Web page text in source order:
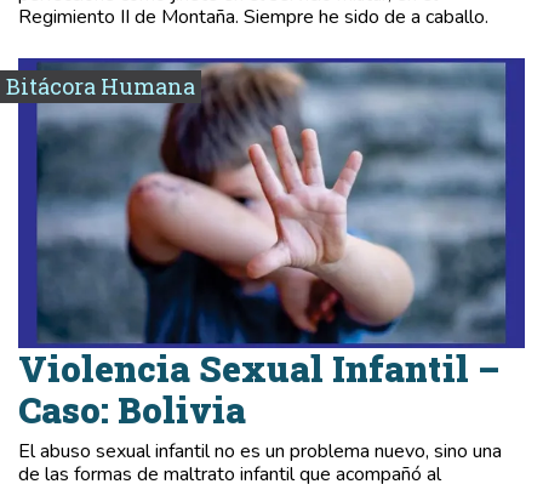
Regimiento II de Montaña. Siempre he sido de a caballo.
Bitácora Humana
Violencia Sexual Infantil –
Caso: Bolivia
El abuso sexual infantil no es un problema nuevo, sino una
de las formas de maltrato infantil que acompañó al